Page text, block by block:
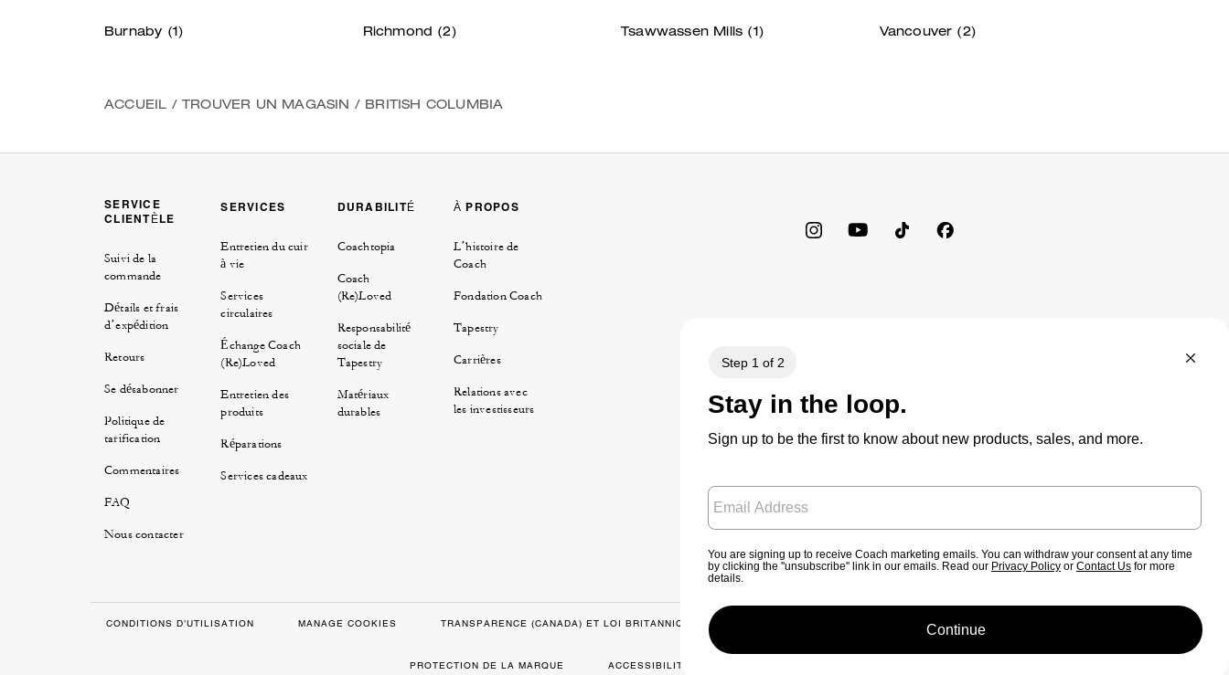
Burnaby (1) Richmond (2) Tsawwassen Mills (1) Vancouver (2)
ACCUEIL / TROUVER UN MAGASIN / BRITISH COLUMBIA
SERVICE
CLIENTÈLE
Suivi de la
commande
Détails et frais
d’expédition
Retours
Se désabonner
Politique de
tarification
Commentaires
FAQ
Nous contacter
SERVICES
Entretien du cuir
à vie
Services
circulaires
Échange Coach
(Re)Loved
Entretien des
produits
Réparations
Services cadeaux
DURABILITÉ
Coachtopia
Coach
(Re)Loved
Responsabilité
sociale de
Tapestry
Matériaux
durables
À PROPOS
L’histoire de
Coach
Fondation Coach
Tapestry
Carrières
Relations avec
les investisseurs
CONDITIONS D’UTILISATION MANAGE COOKIES TRANSPARENCE (CANADA) ET LOI BRITANNIQUE SUR L’ESCLAVAGE MODERNE POLITIQUE DE CONFIDENTIALITÉ
PROTECTION DE LA MARQUE ACCESSIBILITÉ